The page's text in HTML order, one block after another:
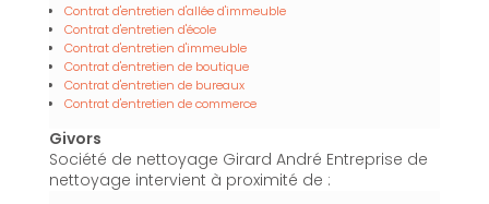
Contrat d'entretien d'allée d'immeuble
Contrat d'entretien d'école
Contrat d'entretien d'immeuble
Contrat d'entretien de boutique
Contrat d'entretien de bureaux
Contrat d'entretien de commerce
Givors
Société de nettoyage Girard André Entreprise de
nettoyage intervient à proximité de :